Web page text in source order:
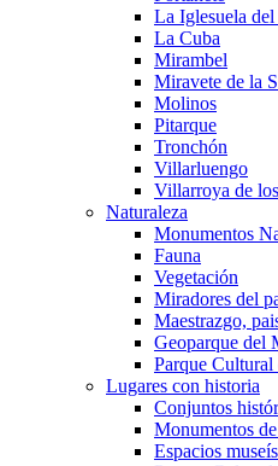
La Iglesuela
La Cuba
Mirambel
Miravete de la
Molinos
Pitarque
Tronchón
Villarluengo
Villarroya de
Naturaleza
Monumentos
Fauna
Vegetación
Miradores del
Maestrazgo,
Geoparque del
Parque
Lugares con historia
Conjuntos
Monumentos
Espacios